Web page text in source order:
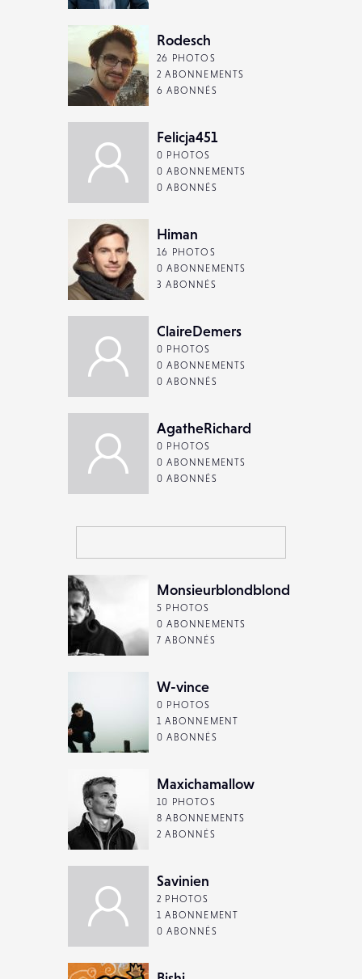
Rodesch
26 PHOTOS
2 ABONNEMENTS
6 ABONNÉS
Felicja451
0 PHOTOS
0 ABONNEMENTS
0 ABONNÉS
Himan
16 PHOTOS
0 ABONNEMENTS
3 ABONNÉS
ClaireDemers
0 PHOTOS
0 ABONNEMENTS
0 ABONNÉS
AgatheRichard
0 PHOTOS
0 ABONNEMENTS
0 ABONNÉS
Monsieurblondblond
5 PHOTOS
0 ABONNEMENTS
7 ABONNÉS
W-vince
0 PHOTOS
1 ABONNEMENT
0 ABONNÉS
Maxichamallow
10 PHOTOS
8 ABONNEMENTS
2 ABONNÉS
Savinien
2 PHOTOS
1 ABONNEMENT
0 ABONNÉS